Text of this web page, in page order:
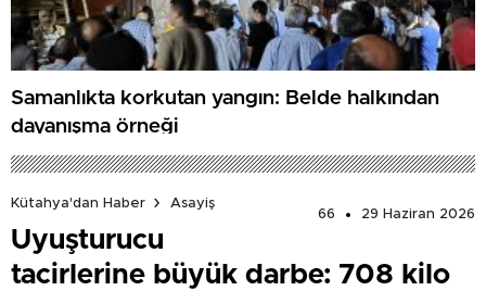
Samanlıkta korkutan yangın: Belde halkından
dayanışma örneği
Kütahya'dan Haber
Asayiş
66
29 Haziran 2026
Uyuşturucu
tacirlerine büyük darbe: 708 kilo